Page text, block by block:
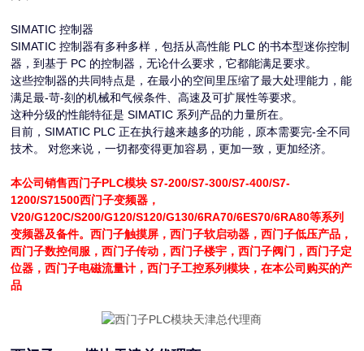
SIMATIC 控制器
SIMATIC 控制器有多种多样，包括从高性能 PLC 的书本型迷你控制
器，到基于 PC 的控制器，无论什么要求，它都能满足要求。
这些控制器的共同特点是，在最小的空间里压缩了最大处理能力，能
满足最-苛-刻的机械和气候条件、高速及可扩展性等要求。
这种分级的性能特征是 SIMATIC 系列产品的力量所在。
目前，SIMATIC PLC 正在执行越来越多的功能，原本需要完-全不同
技术。 对您来说，一切都变得更加容易，更加一致，更加经济。
本公司销售西门子PLC模块 S7-200/S7-300/S7-400/S7-
1200/S71500西门子变频器，
V20/G120C/S200/G120/S120/G130/6RA70/6ES70/6RA80等系列
变频器及备件。西门子触摸屏，西门子软启动器，西门子低压产品，
西门子数控伺服，西门子传动，西门子楼宇，西门子阀门，西门子定
位器，西门子电磁流量计，西门子工控系列模块，在本公司购买的产
品